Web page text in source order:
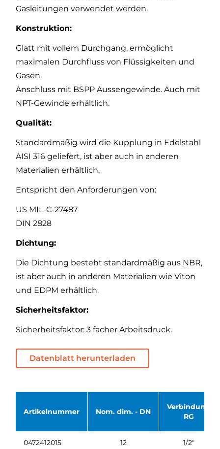
Gasleitungen verwendet werden.
Konstruktion:
Glatt mit vollem Durchgang, ermöglicht
maximalen Durchfluss von Flüssigkeiten und
Gasen.
Anschluss mit BSPP Aussengewinde. Auch mit
NPT-Gewinde erhältlich.
Qualität:
Standardmäßig wird die Kupplung in Edelstahl
AISI 316 geliefert, ist aber auch in anderen
Materialien erhältlich.
Entspricht den Anforderungen von:
US MIL-C-27487
DIN 2828
Dichtung:
Die Dichtung besteht standardmäßig aus NBR,
ist aber auch in anderen Materialien wie Viton
und EDPM erhältlich.
Sicherheitsfaktor:
Sicherheitsfaktor: 3 facher Arbeitsdruck.
Datenblatt herunterladen
Artikelnummer Nom. dim. - DN
Verbindung
RG
0472412015 12 1/2"